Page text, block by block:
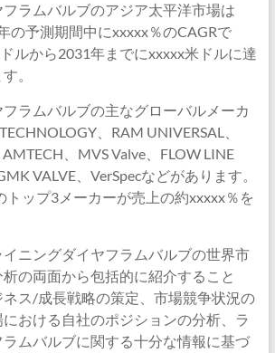
ラムバルブのアジア太平洋市場は
の予測期間中にxxxxx％のCAGRで
ルから2031年までにxxxxx米ドルに達
。
ラムバルブの主なグローバルメーカ
、RAM UNIVERSAL、
、MVS Valve、FLOW LINE
VALVE、VerSpecなどがあります。
トップ3メーカーが売上の約xxxxx％を
ニングダイヤフラムバルブの世界市
の両面から包括的に紹介すること
ス/成長戦略の策定、市場競争状況の
おける自社のポジションの分析、ラ
ムバルブに関する十分な情報に基づ